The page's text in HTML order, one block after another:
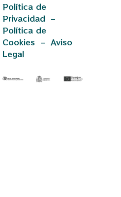
Política de
Privacidad–
Política de
Cookies – Aviso
Legal